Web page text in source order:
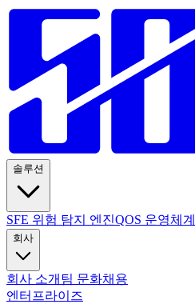
솔루션
SFE 위험 탐지 엔진QOS 운영체계
회사
회사 소개 팀 문화채용
엔터프라이즈